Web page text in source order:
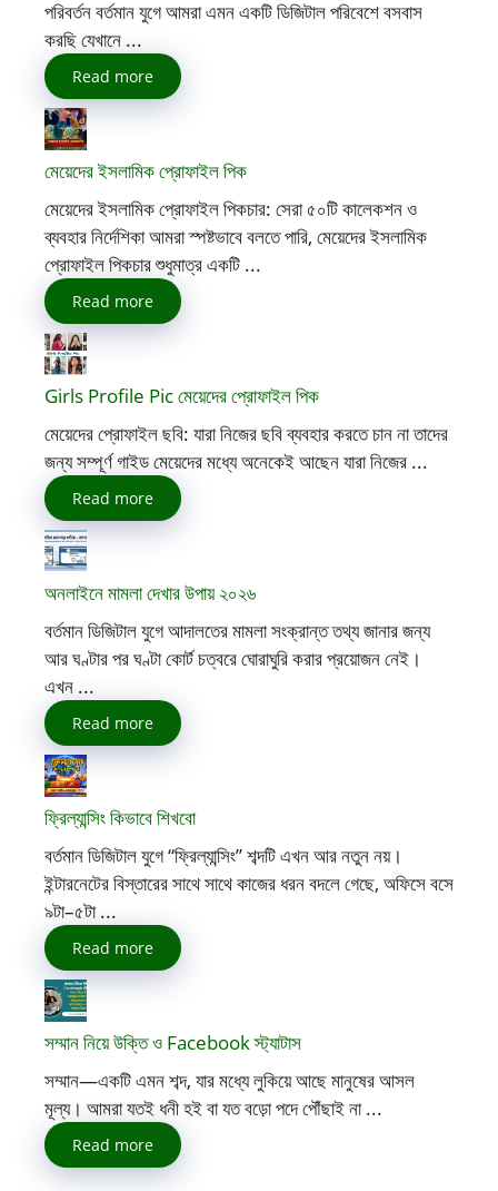
পরিবর্তন বর্তমান যুগে আমরা এমন একটি ডিজিটাল পরিবেশে বসবাস
করছি যেখানে ...
Read more
মেয়েদের ইসলামিক প্রোফাইল পিক
মেয়েদের ইসলামিক প্রোফাইল পিকচার: সেরা ৫০টি কালেকশন ও
ব্যবহার নির্দেশিকা আমরা স্পষ্টভাবে বলতে পারি, মেয়েদের ইসলামিক
প্রোফাইল পিকচার শুধুমাত্র একটি ...
Read more
Girls Profile Pic মেয়েদের প্রোফাইল পিক
মেয়েদের প্রোফাইল ছবি: যারা নিজের ছবি ব্যবহার করতে চান না তাদের
জন্য সম্পূর্ণ গাইড মেয়েদের মধ্যে অনেকেই আছেন যারা নিজের ...
Read more
অনলাইনে মামলা দেখার উপায় ২০২৬
বর্তমান ডিজিটাল যুগে আদালতের মামলা সংক্রান্ত তথ্য জানার জন্য
আর ঘণ্টার পর ঘণ্টা কোর্ট চত্বরে ঘোরাঘুরি করার প্রয়োজন নেই।
এখন ...
Read more
ফ্রিল্যান্সিং কিভাবে শিখবো
বর্তমান ডিজিটাল যুগে “ফ্রিল্যান্সিং” শব্দটি এখন আর নতুন নয়।
ইন্টারনেটের বিস্তারের সাথে সাথে কাজের ধরন বদলে গেছে, অফিসে বসে
৯টা–৫টা ...
Read more
সম্মান নিয়ে উক্তি ও Facebook স্ট্যাটাস
সম্মান—একটি এমন শব্দ, যার মধ্যে লুকিয়ে আছে মানুষের আসল
মূল্য। আমরা যতই ধনী হই বা যত বড়ো পদে পৌঁছাই না ...
Read more